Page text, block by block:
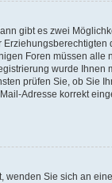
gibt es zwei
Erziehungsberechtigten
Foren müssen alle
wurde Ihnen
prüfen Sie, ob Sie
Adresse korrekt
wenden Sie sich an